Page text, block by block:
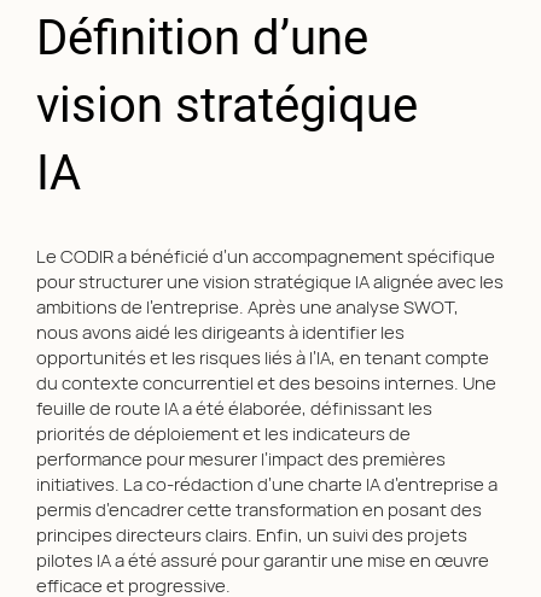
Les Formations En
Intelligence
Artificielle
ACCULTURATION & DEVELOPPEMENT PROJET
IA ( DIRIGEANT, CODIR ET MANAGEMENT )
ACCULTURATION & DEVELOPPEMENT PROJET
IA ( RESSOURCES HUMAINES )
ACCULTURATION & DEVELOPPEMENT PROJET
IA ( COLLABORATEURS )
L’intelligence artificielle transforme en profondeur
Définition d’une
vision stratégique
IA
Le CODIR a bénéficié d’un accompagnement spécifique
pour structurer une vision stratégique IA alignée avec les
ambitions de l’entreprise. Après une analyse SWOT,
nous avons aidé les dirigeants à identifier les
opportunités et les risques liés à l’IA, en tenant compte
du contexte concurrentiel et des besoins internes. Une
feuille de route IA a été élaborée, définissant les
priorités de déploiement et les indicateurs de
performance pour mesurer l’impact des premières
initiatives. La co-rédaction d’une charte IA d’entreprise a
permis d’encadrer cette transformation en posant des
principes directeurs clairs. Enfin, un suivi des projets
pilotes IA a été assuré pour garantir une mise en œuvre
efficace et progressive.